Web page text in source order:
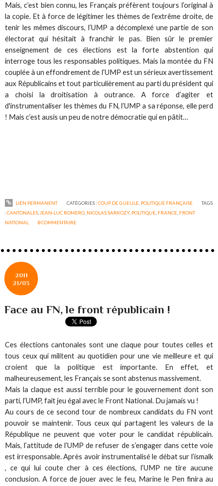
Mais, c’est bien connu, les Français préfèrent toujours l’original à
la copie. Et à force de légitimer les thèmes de l’extrême droite, de
tenir les mêmes discours, l’UMP a décomplexé une partie de son
électorat qui hésitait à franchir le pas. Bien sûr le premier
enseignement de ces élections est la forte abstention qui
interroge tous les responsables politiques. Mais la montée du FN
couplée à un effondrement de l’UMP est un sérieux avertissement
aux Républicains et tout particulièrement au parti du président qui
a choisi la droitisation à outrance. A force d’agiter et
d'instrumentaliser les thèmes du FN, l’UMP a sa réponse, elle perd
! Mais c’est ausis un peu de notre démocratie qui en pâtit…
LIEN PERMANENT CATÉGORIES :COUP DE GUEULE, POLITIQUE FRANÇAISE
TAGS
:CANTONALES JEAN-LUC ROMERO NICOLAS SARKOZY, POLITIQUE FRANCE FRONT
NATIONAL
0COMMENTAIRE
2011
21/03
Face au FN, le front républicain !
Ces élections cantonales sont une claque pour toutes celles et
tous ceux qui militent au quotidien pour une vie meilleure et qui
croient que la politique est importante. En effet, et
malheureusement, les Français se sont abstenus massivement.
Mais la claque est aussi terrible pour le gouvernement dont son
parti, l’UMP, fait jeu égal avec le Front National. Du jamais vu !
Au cours de ce second tour de nombreux candidats du FN vont
pouvoir se maintenir. Tous ceux qui partagent les valeurs de la
République ne peuvent que voter pour le candidat républicain.
Mais, l’attitude de l’UMP de refuser de s’engager dans cette voie
est irresponsable. Après avoir instrumentalisé le débat sur l’ismalk
, ce qui lui coute cher à ces élections, l’UMP ne tire aucune
conclusion. A force de jouer avec le feu, Marine le Pen finira au